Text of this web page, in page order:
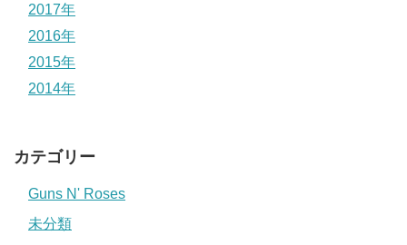
2017年
2016年
2015年
2014年
カテゴリー
Guns N' Roses
未分類